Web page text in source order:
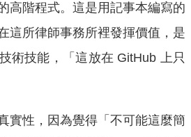
高階程式。這是用記事本編寫的
這所律師事務所裡發揮價值，是
術技能，「這放在 GitHub 上只
實性，因為覺得「不可能這麼簡